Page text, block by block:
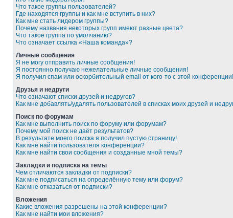
Что такое группы пользователей?
Где находятся группы и как мне вступить в них?
Как мне стать лидером группы?
Почему названия некоторых групп имеют разные цвета?
Что такое группа по умолчанию?
Что означает ссылка «Наша команда»?
Личные сообщения
Я не могу отправить личные сообщения!
Я постоянно получаю нежелательные личные сообщения!
Я получил спам или оскорбительный email от кого-то с этой конференции!
Друзья и недруги
Что означают списки друзей и недругов?
Как мне добавлять/удалять пользователей в списках моих друзей и
Поиск по форумам
Как мне выполнить поиск по форуму или форумам?
Почему мой поиск не даёт результатов?
В результате моего поиска я получил пустую страницу!
Как мне найти пользователя конференции?
Как мне найти свои сообщения и созданные мной темы?
Закладки и подписка на темы
Чем отличаются закладки от подписки?
Как мне подписаться на определённую тему или форум?
Как мне отказаться от подписки?
Вложения
Какие вложения разрешены на этой конференции?
Как мне найти мои вложения?